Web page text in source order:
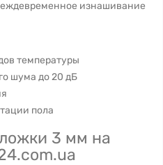
изнашивание
температуры
шума до 20 дБ
пола
3 мм на